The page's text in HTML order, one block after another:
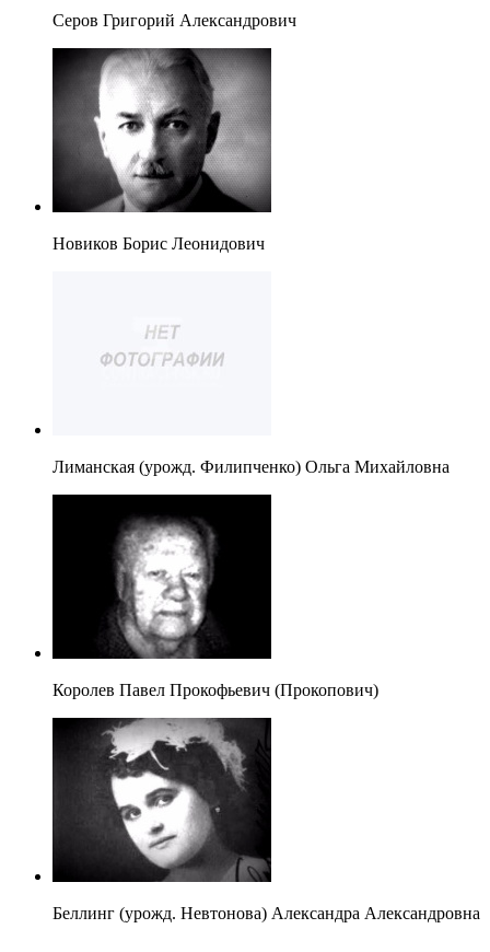
Серов Григорий Александрович
Новиков Борис Леонидович
Лиманская (урожд. Филипченко) Ольга Михайловна
Королев Павел Прокофьевич (Прокопович)
Беллинг (урожд. Невтонова) Александра Александровна